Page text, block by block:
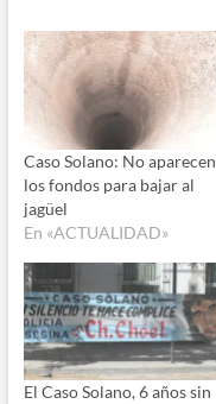
Caso Solano: No aparecen
los fondos para bajar al
jagüel
En «ACTUALIDAD»
El Caso Solano, 6 años sin